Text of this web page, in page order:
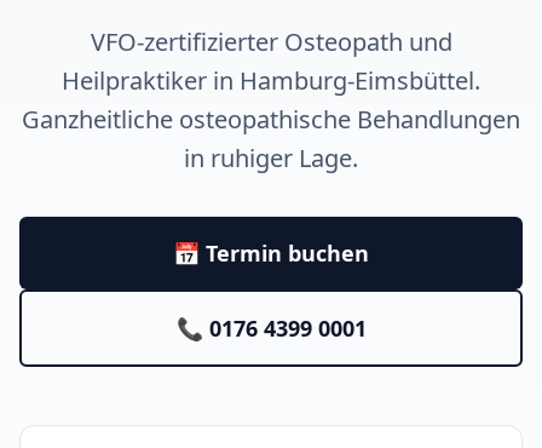
VFO-zertifizierter Osteopath und
Heilpraktiker in Hamburg-Eimsbüttel.
Ganzheitliche osteopathische Behandlungen
in ruhiger Lage.
📅 Termin buchen
📞 0176 4399 0001